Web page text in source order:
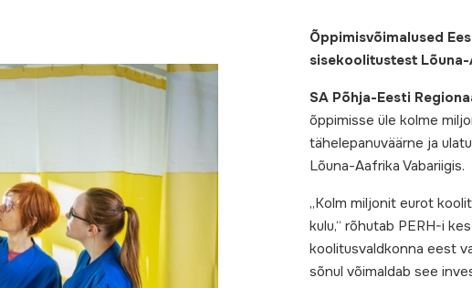
Õppimisvõimalused
sisekoolitustest
SA Põhja-Eesti
õppimisse üle kolme
tähelepanuväärne ja
Lõuna-Aafrika Vabariigis.
„Kolm miljonit eurot
kulu,“ rõhutab PERH-i
koolitusvaldkonna eest
sõnul võimaldab see